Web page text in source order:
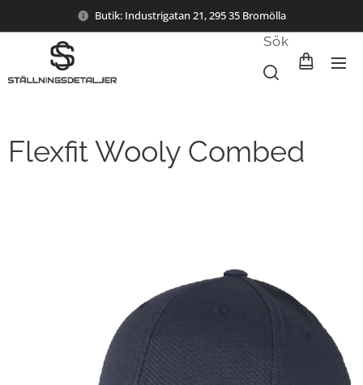
Butik: Industrigatan 21, 295 35 Bromölla
Sök
Flexfit Wooly Combed